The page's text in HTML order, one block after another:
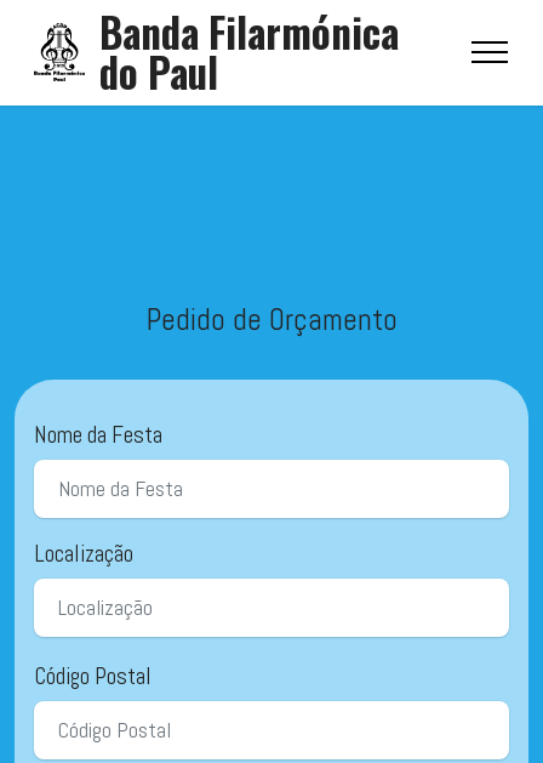
Banda Filarmónica
do Paul
Pedido de Orçamento
Nome da Festa
Localização
Código Postal